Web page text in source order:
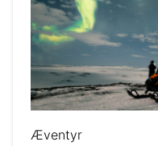
Æventyr